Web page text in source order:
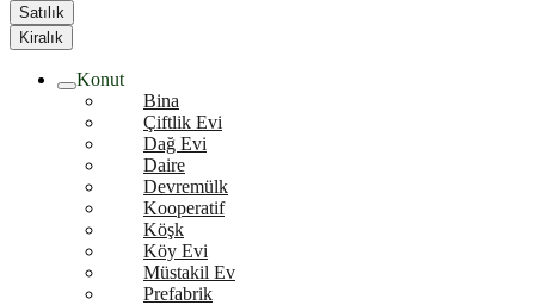
Satılık
Kiralık
Konut
Bina
Çiftlik Evi
Dağ Evi
Daire
Devremülk
Kooperatif
Köşk
Köy Evi
Müstakil Ev
Prefabrik